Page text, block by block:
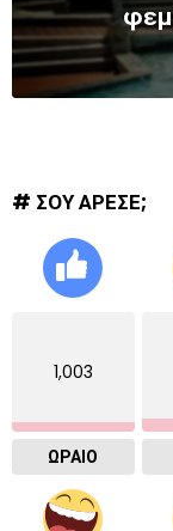
# ΣΟΥ ΑΡΕΣΕ;
1,003
ΩΡΑΙΟ